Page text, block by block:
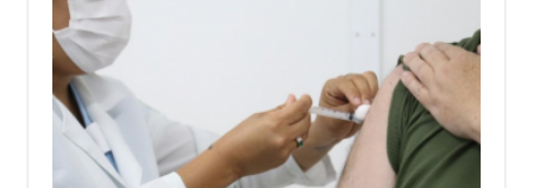
contra
Influenza
e
Sarampo
neste
sábado,
dia
30